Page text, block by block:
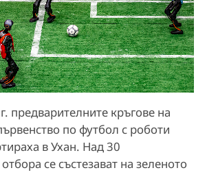
предварителните кръгове на
по футбол с роботи
в Ухан. Над 30
се състезават на зеленото